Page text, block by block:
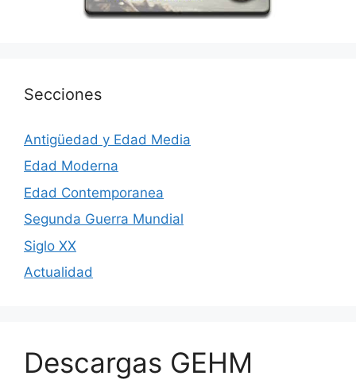
Secciones
Antigüedad y Edad Media
Edad Moderna
Edad Contemporanea
Segunda Guerra Mundial
Siglo XX
Actualidad
Descargas GEHM